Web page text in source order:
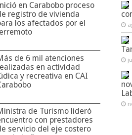
en Carabobo proceso
registro de vivienda
los afectados por el
de 6 mil atenciones
en actividad
y recreativa en CAI
de Turismo lideró
con prestadores
servicio del eje costero